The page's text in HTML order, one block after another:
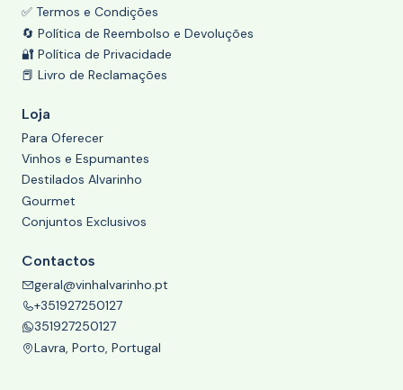
✅ Termos e Condições
🔄 Política de Reembolso e Devoluções
🔐 Política de Privacidade
📕 Livro de Reclamações
Loja
Para Oferecer
Vinhos e Espumantes
Destilados Alvarinho
Gourmet
Conjuntos Exclusivos
Contactos
geral@vinhalvarinho.pt
+351927250127
351927250127
Lavra, Porto, Portugal